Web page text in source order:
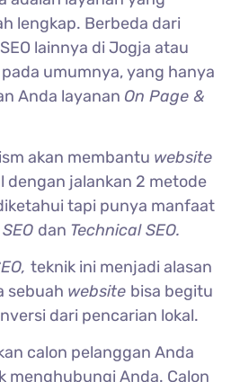
lengkap. Berbeda dari
lainnya di Jogja atau
umumnya, yang hanya
Anda layanan On Page &
akan membantu website
dengan jalankan 2 metode
tapi punya manfaat
dan Technical SEO.
teknik ini menjadi alasan
sebuah website bisa begitu
dari pencarian lokal.
calon pelanggan Anda
menghubungi Anda. Calon